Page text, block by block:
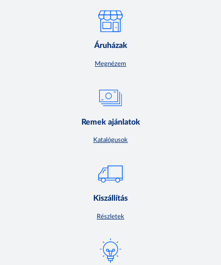
Áruházak
Megnézem
Remek ajánlatok
Katalógusok
Kiszállítás
Részletek